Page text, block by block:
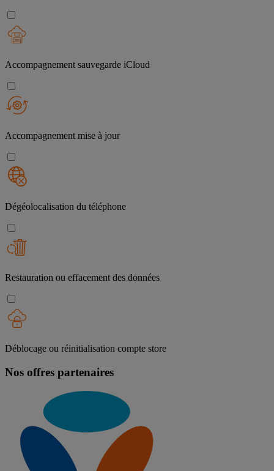
Accompagnement sauvegarde iCloud
Accompagnement mise à jour
Dégéolocalisation du téléphone
Restauration ou effacement des données
Déblocage ou réinitialisation compte store
Nos offres partenaires